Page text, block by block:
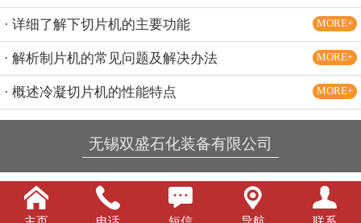
· 详细了解下切片机的主要功能 MORE+
· 解析制片机的常见问题及解决办法 MORE+
· 概述冷凝切片机的性能特点 MORE+
无锡双盛石化装备有限公司
    